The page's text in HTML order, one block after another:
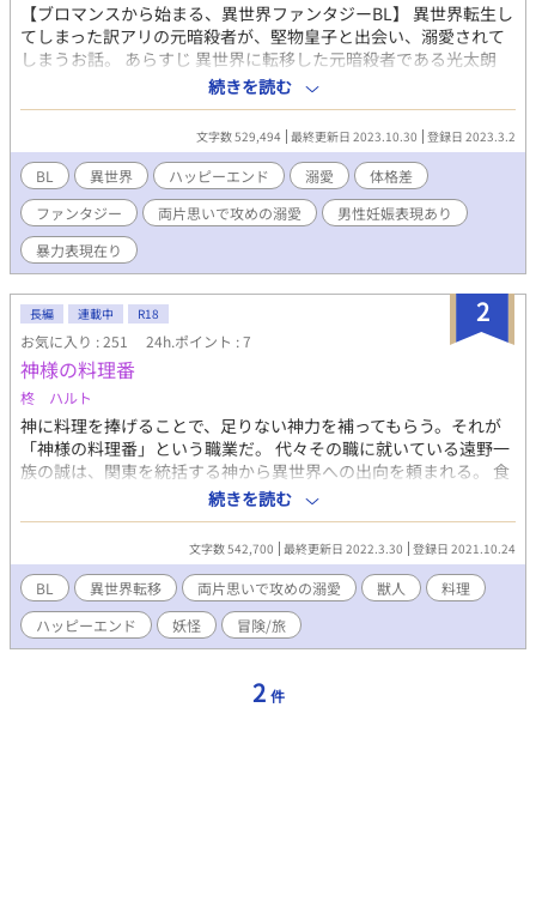
【ブロマンスから始まる、異世界ファンタジーBL】 異世界転生し
てしまった訳アリの元暗殺者が、堅物皇子と出会い、溺愛されて
しまうお話。 あらすじ 異世界に転移した元暗殺者である光太朗
は、戦場で国の皇子リーリュイと出会う 二人は妙に馬が合い、戦
友と認め合うほどの仲になった なんだかんだあって離れ離れにな
った後、再会したリーリュイが何だかおかしい 戦友の距離感っ
て、どれくらい？こんなに近いのか？ そんなこんなで光太朗に執
着する聖魔導士まで現れて、ますます事態はこじれていく 戦友の
距離感が掴めないまま二人は絆を深めていくも、光太朗には二人
の恋路を邪魔するほどの、隠された過去があった 戦友の壁を打ち
破る堅物皇子リーリュイ × 無自覚無鉄砲な光太朗の じれじれな
恋のお話 ※ご注意 〇二人が恋に落ちるのはかなり先です。それま
強い作品です。 〇受けの光太朗は、ずっと強気です。やんちゃ
（２５歳→３０歳）な強気。 〇性描写もずっとずっと先になりま
すが、１８禁タグは初めから付けておきます。 〇男性妊娠表現あ
りです！苦手な方は避けましょう 〇かなりの長編です！！ 感想の
返信は遅くなりますが、毎回噛み締めながら読んでいます。あり
がとうございます。
続きを読む
文字数 529,494 最終更新日 2023.10.30 登録日 2023.3.2
BL 異世界 ハッピーエンド 溺愛
体格差
ファンタジー
両片思いで攻めの溺愛
男性妊娠表現あり
暴力表現在り
2
長編 連載中 R18
お気に入り : 251 24h.ポイント : 7
神様の料理番
柊 ハルト
神に料理を捧げることで、足りない神力を補ってもらう。それが
「神様の料理番」という職業だ。 代々その職に就いている遠野一
族の誠は、関東を統括する神から異世界への出向を頼まれる。 食
文化だけはほぼ忠実に再現した中世ヨーロッパ時代調の、剣と魔
法のテンプレ世界だと言うが、その世界の創造神であるルシリュ
ーリクへの心象は最悪に近い。 いざ降り立ってみると"約束"が違
う。どこが大神殿だ、森の中じゃねぇか！と毒を吐く誠の姿は狐
に戻っていて…？ 更に出会った狼獣人のアレクセイは、最初から
距離が近い。しかし、自身の出生や一族の秘密のことがあるの
で、恋なんてどうでもいい誠。 突き放したいのに、アレクセイの
腕からは逃れられない。もしかして、これが番いというものなの
つ、何やかんやスイーツを作って一攫千金を狙うのではなく、互
続きを読む
文字数 542,700 最終更新日 2022.3.30 登録日 2021.10.24
BL 異世界転移 両片思いで攻めの溺愛 獣人
料理
ハッピーエンド
妖怪 冒険/旅
2 件